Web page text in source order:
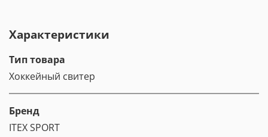
Характеристики
Тип товара
Хоккейный свитер
Бренд
ITEX SPORT